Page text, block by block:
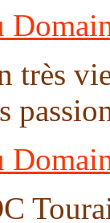
très